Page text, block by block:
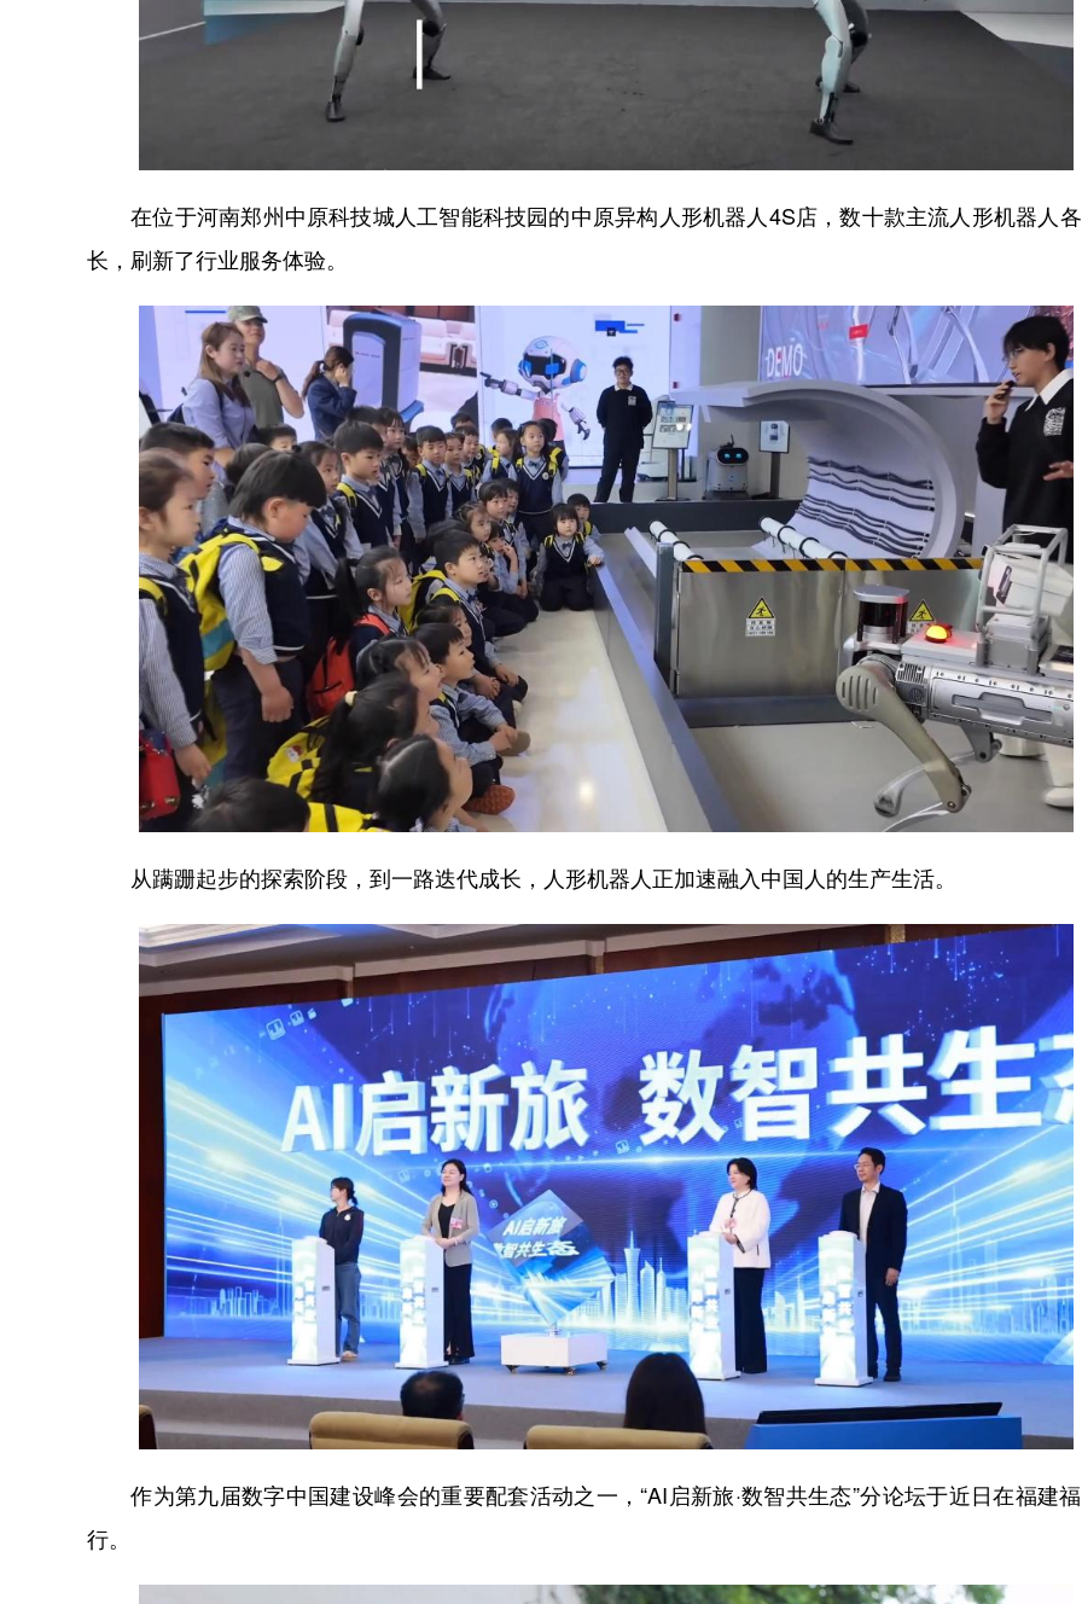
在位于河南郑州中原科技城人工智能科技园的中原异构人形机器人4S店，数十款主流人形机器人
长，刷新了行业服务体验。
从蹒跚起步的探索阶段，到一路迭代成长，人形机器人正加速融入中国人的生产生活。
作为第九届数字中国建设峰会的重要配套活动之一，“AI启新旅·数智共生态”分论坛于近日在福建
行。